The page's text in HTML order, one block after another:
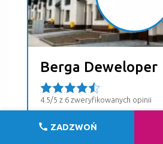
Berga Deweloper
4.5/5 z 6 zweryfikowanych opinii
DOWIEDZ SIĘ
call ZADZWOŃ